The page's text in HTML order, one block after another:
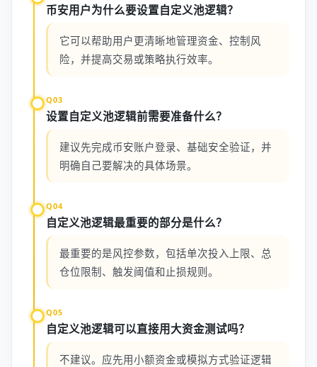
币安用户为什么要设置自定义池逻辑？
它可以帮助用户更清晰地管理资金、控制风
险，并提高交易或策略执行效率。
Q03
设置自定义池逻辑前需要准备什么？
建议先完成币安账户登录、基础安全验证，并
明确自己要解决的具体场景。
Q04
自定义池逻辑最重要的部分是什么？
最重要的是风控参数，包括单次投入上限、总
仓位限制、触发阈值和止损规则。
Q05
自定义池逻辑可以直接用大资金测试吗？
不建议。应先用小额资金或模拟方式验证逻辑